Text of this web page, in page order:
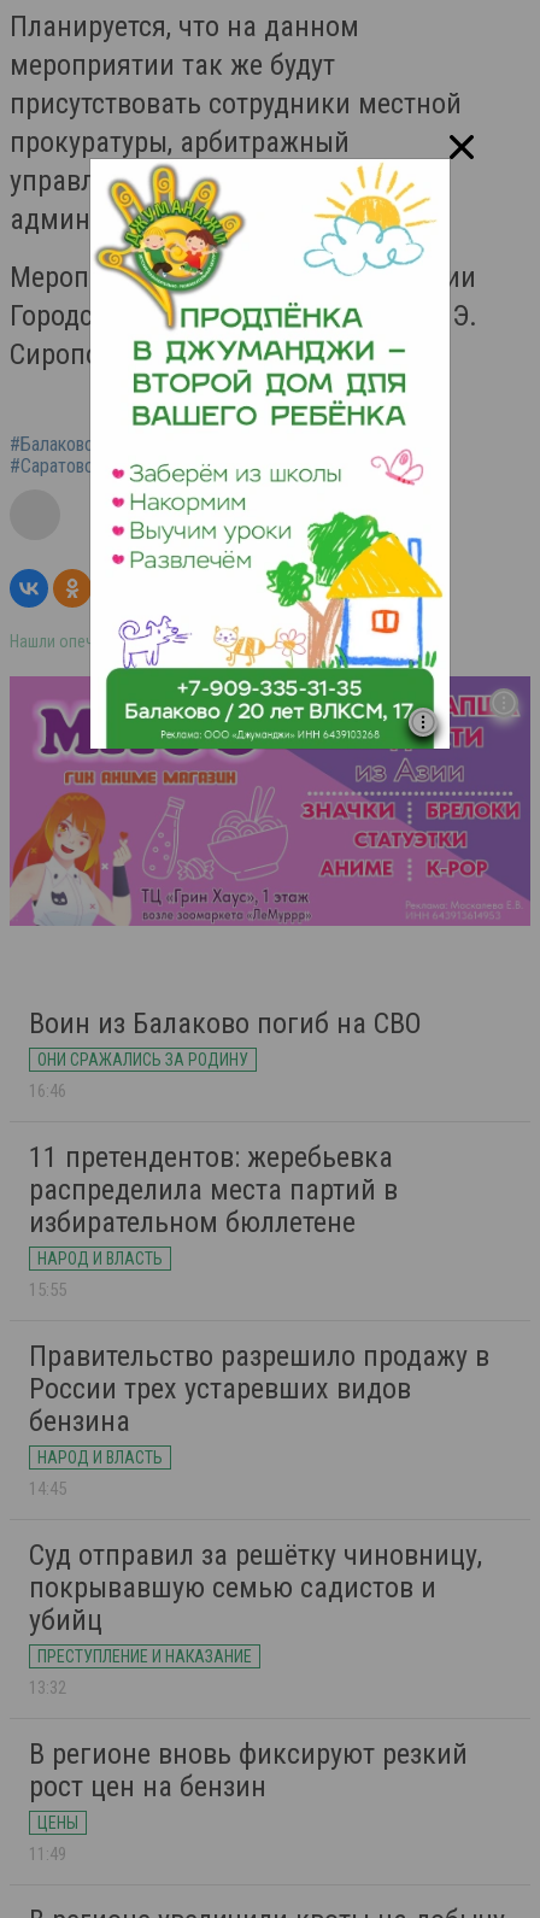
Планируется, что на данном
мероприятии так же будут
присутствовать сотрудники местной
прокуратуры, арбитражный
управляющий, сотрудники
администрации БМР и иные лица.
Мероприятие начнется в 11: в здании
Городского центра искусств им. М. Э.
Сиропова.
#Балаково
#Саратовская область
Нашли опечатку в тексте? Выделите её и нажмите ctrl+enter
Воин из Балаково погиб на СВО
ОНИ СРАЖАЛИСЬ ЗА РОДИНУ
16:46
11 претендентов: жеребьевка
распределила места партий в
избирательном бюллетене
НАРОД И ВЛАСТЬ
15:55
Правительство разрешило продажу в
России трех устаревших видов
бензина
НАРОД И ВЛАСТЬ
14:45
Суд отправил за решётку чиновницу,
покрывавшую семью садистов и
убийц
ПРЕСТУПЛЕНИЕ И НАКАЗАНИЕ
13:32
В регионе вновь фиксируют резкий
рост цен на бензин
ЦЕНЫ
11:49